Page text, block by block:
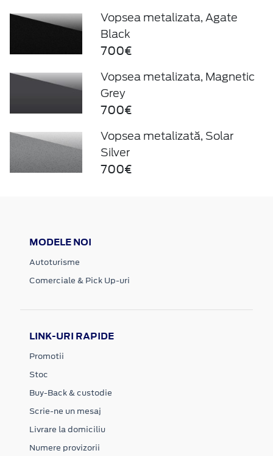
Vopsea metalizata, Agate
Black
700€
Vopsea metalizata, Magnetic
Grey
700€
Vopsea metalizată, Solar
Silver
700€
MODELE NOI
Autoturisme
Comerciale & Pick Up-uri
LINK-URI RAPIDE
Promotii
Stoc
Buy-Back & custodie
Scrie-ne un mesaj
Livrare la domiciliu
Numere provizorii